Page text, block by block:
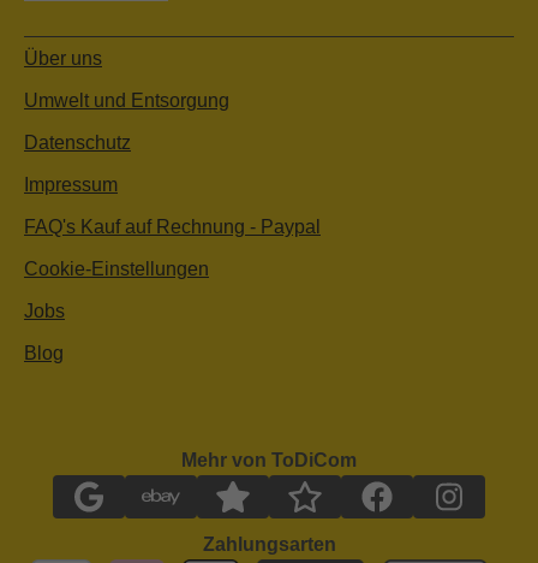
Über uns
Umwelt und Entsorgung
Datenschutz
Impressum
FAQ's Kauf auf Rechnung - Paypal
Cookie-Einstellungen
Jobs
Blog
Mehr von ToDiCom
Zahlungsarten